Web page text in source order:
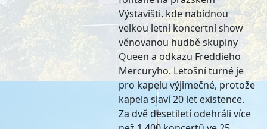
Výstavišti, kde nabídnou
velkou letní koncertní show
věnovanou hudbě skupiny
Queen a odkazu Freddieho
Mercuryho. Letošní turné je
pro kapelu výjimečné, protože
kapela slaví 20 let existence.
Za dvě desetiletí odehráli více